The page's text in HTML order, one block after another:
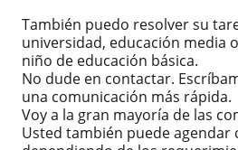
También puedo resolver su
universidad, educación media
niño de educación básica.
No dude en contactar.
una comunicación más rápida.
Voy a la gran mayoría de las
Usted también puede agendar